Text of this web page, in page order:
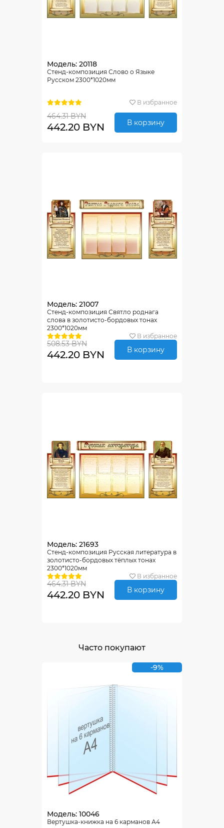
Модель: 20118
Стенд-композиция Слово о Языке
Русском 2300*1020мм
В избранное
464.31 BYN
442.20 BYN В корзину
Модель: 21007
Стенд-композиция Святло роднага
слова в золотисто-бордовых тонах
2300*1020мм
В избранное
508.53 BYN
442.20 BYN В корзину
Модель: 21693
Стенд-композиция Русская литература в
золотисто-бордовых тёплых тонах
2300*1020мм
В избранное
464.31 BYN
442.20 BYN В корзину
Часто покупают
-9%
Модель: 10046
Вертушка-книжка на 6 карманов А4